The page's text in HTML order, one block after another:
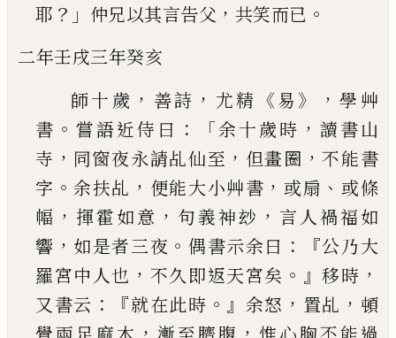
耶 ？」 仲兄以其言告父 ， 共笑而已 。
二年壬戌三年癸亥
師十歲 ， 善詩 ， 尤精 《易 》，學艸
書 。 嘗語近侍曰 ：「余十歲時 ， 讀書山
寺 ， 同窗夜永請乩仙至 ， 但畫圈 ，不能書
字 。余扶乩 ， 便能大小艸書 ， 或扇 、 或條
幅 ， 揮霍如意 ， 句義神玅 ， 言人禍福如
響 ， 如是者三夜 。 偶書示余曰 ：『公乃大
羅宮中人也 ， 不久即返天宮矣 。』移時 ，
又書云 ：『就在此時 。』 余怒 ， 置乩 ， 頓